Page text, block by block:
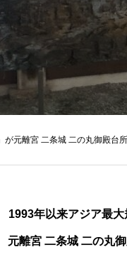
が元離宮 二条城 二の丸御殿台
1993年以来アジア最
元離宮 二条城 二の丸